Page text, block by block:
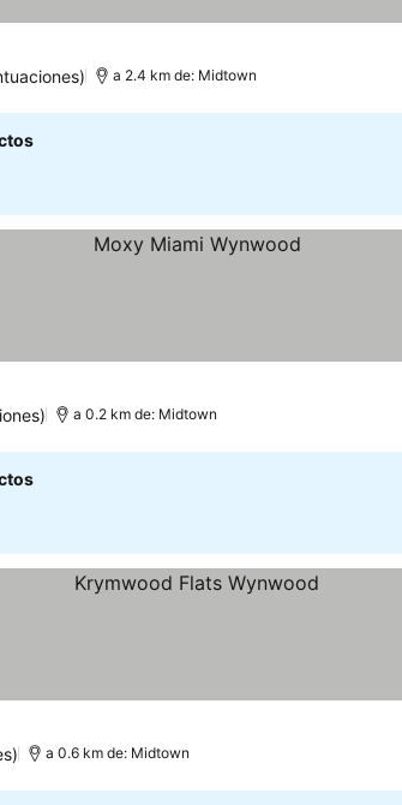
a 2.4 km de: Midtown
a 0.2 km de: Midtown
a 0.6 km de: Midtown